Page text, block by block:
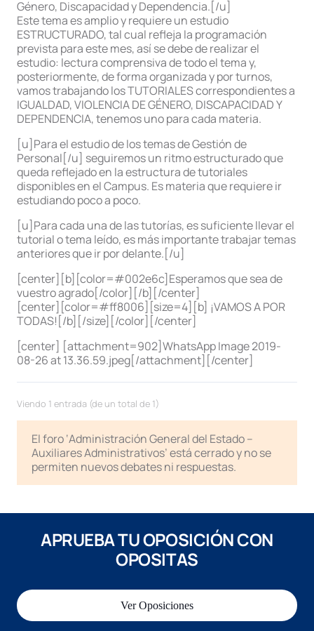
Género, Discapacidad y Dependencia.[/u]
Este tema es amplio y requiere un estudio
ESTRUCTURADO, tal cual refleja la programación
prevista para este mes, así se debe de realizar el
estudio: lectura comprensiva de todo el tema y,
posteriormente, de forma organizada y por turnos,
vamos trabajando los TUTORIALES correspondientes a
IGUALDAD, VIOLENCIA DE GÉNERO, DISCAPACIDAD Y
DEPENDENCIA, tenemos uno para cada materia.
[u]Para el estudio de los temas de Gestión de
Personal[/u] seguiremos un ritmo estructurado que
queda reflejado en la estructura de tutoriales
disponibles en el Campus. Es materia que requiere ir
estudiando poco a poco.
[u]Para cada una de las tutorías, es suficiente llevar el
tutorial o tema leído, es más importante trabajar temas
anteriores que ir por delante.[/u]
[center][b][color=#002e6c]Esperamos que sea de
vuestro agrado[/color][/b][/center]
[center][color=#ff8006][size=4][b] ¡VAMOS A POR
TODAS![/b][/size][/color][/center]
[center] [attachment=902]WhatsApp Image 2019-
08-26 at 13.36.59.jpeg[/attachment][/center]
Viendo 1 entrada (de un total de 1)
El foro ‘Administración General del Estado –
Auxiliares Administrativos’ está cerrado y no se
permiten nuevos debates ni respuestas.
APRUEBA TU OPOSICIÓN CON
OPOSITAS
Ver Oposiciones